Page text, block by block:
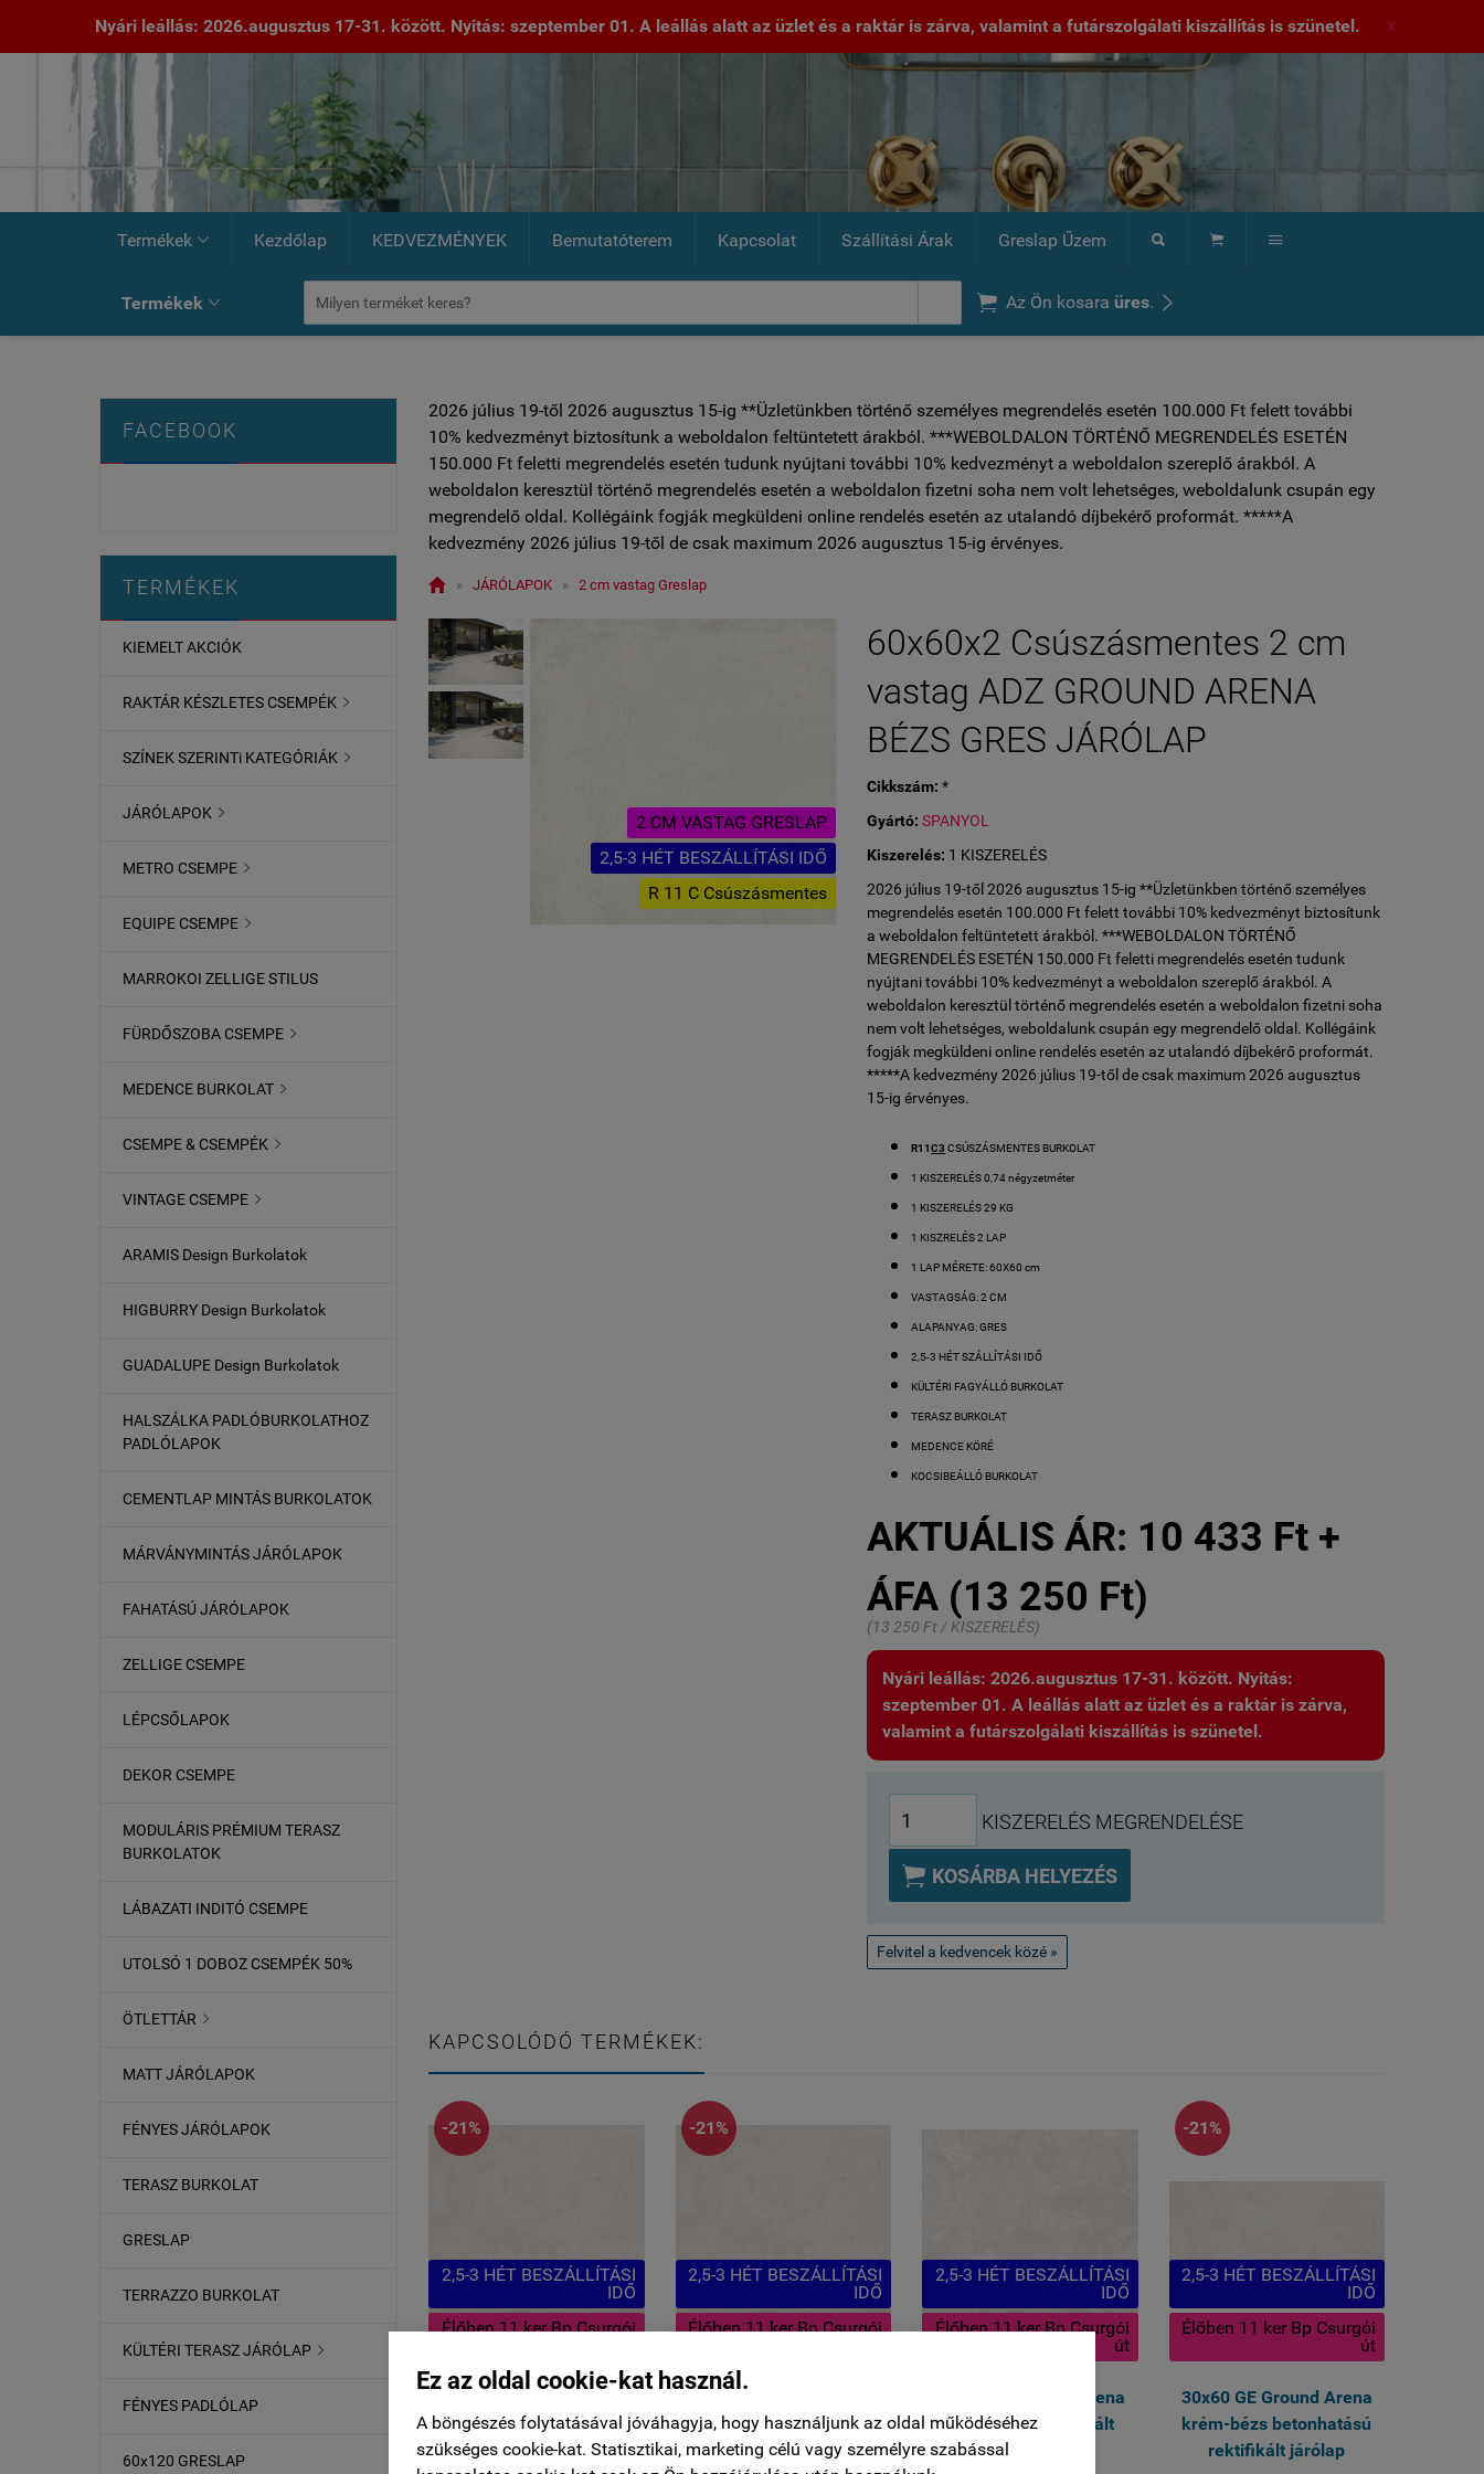
Ez az oldal cookie-kat használ.
A böngészés folytatásával jóváhagyja, hogy használjunk az oldal működéséhez
szükséges cookie-kat. Statisztikai, marketing célú vagy személyre szabással
Nyári leállás: 2026.augusztus 17-31. között. Nyitás: szeptember 01. A leállás alatt az üzlet és a raktár is zárva, valamint a futárszolgálati kiszállítás is szünetel. X
Termékek  Kezdőlap KEDVEZMÉNYEK Bemutatóterem Kapcsolat Szállítási Árak Greslap Űzem   
Termékek   Az Ön kosara üres. 
FACEBOOK
TERMÉKEK
KIEMELT AKCIÓK
RAKTÁR KÉSZLETES CSEMPÉK 
SZÍNEK SZERINTi KATEGÓRIÁK 
JÁRÓLAPOK 
METRO CSEMPE 
EQUIPE CSEMPE 
MARROKOI ZELLIGE STILUS
FÜRDŐSZOBA CSEMPE 
MEDENCE BURKOLAT 
CSEMPE & CSEMPÉK 
VINTAGE CSEMPE 
ARAMIS Design Burkolatok
HIGBURRY Design Burkolatok
GUADALUPE Design Burkolatok
HALSZÁLKA PADLÓBURKOLATHOZ
PADLÓLAPOK
CEMENTLAP MINTÁS BURKOLATOK
MÁRVÁNYMINTÁS JÁRÓLAPOK
FAHATÁSÚ JÁRÓLAPOK
ZELLIGE CSEMPE
LÉPCSŐLAPOK
DEKOR CSEMPE
MODULÁRIS PRÉMIUM TERASZ
BURKOLATOK
LÁBAZATI INDITÓ CSEMPE
UTOLSÓ 1 DOBOZ CSEMPÉK 50%
ÖTLETTÁR 
MATT JÁRÓLAPOK
FÉNYES JÁRÓLAPOK
TERASZ BURKOLAT
GRESLAP
TERRAZZO BURKOLAT
KÜLTÉRI TERASZ JÁRÓLAP 
FÉNYES PADLÓLAP
60x120 GRESLAP
2026 július 19-től 2026 augusztus 15-ig **Üzletünkben történő személyes megrendelés esetén 100.000 Ft felett további
10% kedvezményt biztosítunk a weboldalon feltüntetett árakból. ***WEBOLDALON TÖRTÉNŐ MEGRENDELÉS ESETÉN
150.000 Ft feletti megrendelés esetén tudunk nyújtani további 10% kedvezményt a weboldalon szereplő árakból. A
weboldalon keresztül történő megrendelés esetén a weboldalon fizetni soha nem volt lehetséges, weboldalunk csupán egy
megrendelő oldal. Kollégáink fogják megküldeni online rendelés esetén az utalandó díjbekérő proformát. *****A
kedvezmény 2026 július 19-től de csak maximum 2026 augusztus 15-ig érvényes.
 » JÁRÓLAPOK » 2 cm vastag Greslap
2 CM VASTAG GRESLAP
2,5-3 HÉT BESZÁLLÍTÁSI IDŐ
R 11 C Csúszásmentes
60x60x2 Csúszásmentes 2 cm
vastag ADZ GROUND ARENA
BÉZS GRES JÁRÓLAP
Cikkszám: *
Gyártó:SPANYOL
Kiszerelés: 1 KISZERELÉS
2026 július 19-től 2026 augusztus 15-ig **Üzletünkben történő személyes
megrendelés esetén 100.000 Ft felett további 10% kedvezményt biztosítunk
a weboldalon feltüntetett árakból. ***WEBOLDALON TÖRTÉNŐ
MEGRENDELÉS ESETÉN 150.000 Ft feletti megrendelés esetén tudunk
nyújtani további 10% kedvezményt a weboldalon szereplő árakból. A
weboldalon keresztül történő megrendelés esetén a weboldalon fizetni soha
nem volt lehetséges, weboldalunk csupán egy megrendelő oldal. Kollégáink
fogják megküldeni online rendelés esetén az utalandó díjbekérő proformát.
*****A kedvezmény 2026 július 19-től de csak maximum 2026 augusztus
15-ig érvényes.
R11C3 CSÚSZÁSMENTES BURKOLAT
1 KISZERELÉS 0,74 négyzetméter
1 KISZERELÉS 29 KG
1 KISZRELÉS 2 LAP
1 LAP MÉRETE: 60X60 cm
VASTAGSÁG: 2 CM
ALAPANYAG: GRES
2,5-3 HÉT SZÁLLÍTÁSI IDŐ
KÜLTÉRI FAGYÁLLÓ BURKOLAT
TERASZ BURKOLAT
MEDENCE KÖRÉ
KOCSIBEÁLLÓ BURKOLAT
AKTUÁLIS ÁR: 10 433 Ft +
ÁFA (13 250 Ft)
(13 250 Ft / KISZERELÉS)
Nyári leállás: 2026.augusztus 17-31. között. Nyitás:
szeptember 01. A leállás alatt az üzlet és a raktár is zárva,
valamint a futárszolgálati kiszállítás is szünetel.
KISZERELÉS MEGRENDELÉSE
 KOSÁRBA HELYEZÉS
Felvitel a kedvencek közé »
KAPCSOLÓDÓ TERMÉKEK:
-21%
2,5-3 HÉT BESZÁLLÍTÁSI
IDŐ
Élőben 11 ker Bp Csurgói
krém-bézs Gres
betonhatású lézervágott
-21%
2,5-3 HÉT BESZÁLLÍTÁSI
IDŐ
Élőben 11 ker Bp Csurgói
Arena krém-bézs
lézervágott betonhatású
2,5-3 HÉT BESZÁLLÍTÁSI
IDŐ
Élőben 11 ker Bp Csurgói
út
60x60 GE Ground Arena
krém-bézs rektifikált
járólap
-21%
2,5-3 HÉT BESZÁLLÍTÁSI
IDŐ
Élőben 11 ker Bp Csurgói
út
30x60 GE Ground Arena
krém-bézs betonhatású
rektifikált járólap